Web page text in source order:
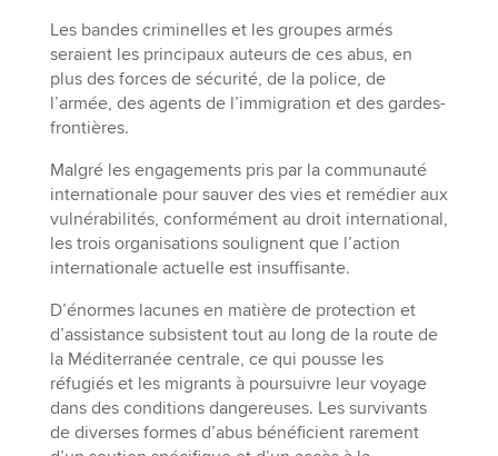
Les bandes criminelles et les groupes armés
seraient les principaux auteurs de ces abus, en
plus des forces de sécurité, de la police, de
l’armée, des agents de l’immigration et des gardes-
frontières.
Malgré les engagements pris par la communauté
internationale pour sauver des vies et remédier aux
vulnérabilités, conformément au droit international,
les trois organisations soulignent que l’action
internationale actuelle est insuffisante.
D’énormes lacunes en matière de protection et
d’assistance subsistent tout au long de la route de
la Méditerranée centrale, ce qui pousse les
réfugiés et les migrants à poursuivre leur voyage
dans des conditions dangereuses. Les survivants
de diverses formes d’abus bénéficient rarement